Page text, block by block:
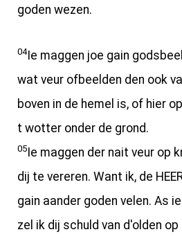
goden wezen.
04Ie maggen joe gain
wat veur ofbeelden den ook
boven in de hemel is, of hier
t wotter onder de grond.
05Ie maggen der nait veur op
dij te vereren. Want ik, de
gain aander goden velen. As
zel ik dij schuld van d'olden op